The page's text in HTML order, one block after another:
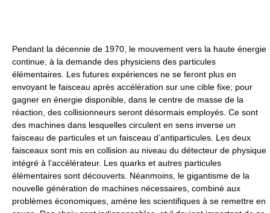
Pendant la décennie de 1970, le mouvement vers la haute énergie
continue, à la demande des physiciens des particules
élémentaires. Les futures expériences ne se feront plus en
envoyant le faisceau après accélération sur une cible fixe; pour
gagner en énergie disponible, dans le centre de masse de la
réaction, des collisionneurs seront désormais employés. Ce sont
des machines dans lesquelles circulent en sens inverse un
faisceau de particules et un faisceau d’antiparticules. Les deux
faisceaux sont mis en collision au niveau du détecteur de physique
intégré à l’accélérateur. Les quarks et autres particules
élémentaires sont découverts. Néanmoins, le gigantisme de la
nouvelle génération de machines nécessaires, combiné aux
problèmes économiques, amène les scientifiques à se remettre en